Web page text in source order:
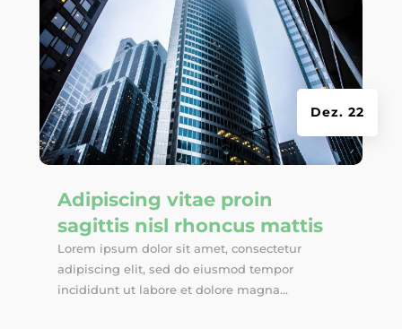
Adipiscing vitae proin
sagittis nisl rhoncus mattis
Dez. 22
Lorem ipsum dolor sit amet, consectetur
adipiscing elit, sed do eiusmod tempor
incididunt ut labore et dolore magna...